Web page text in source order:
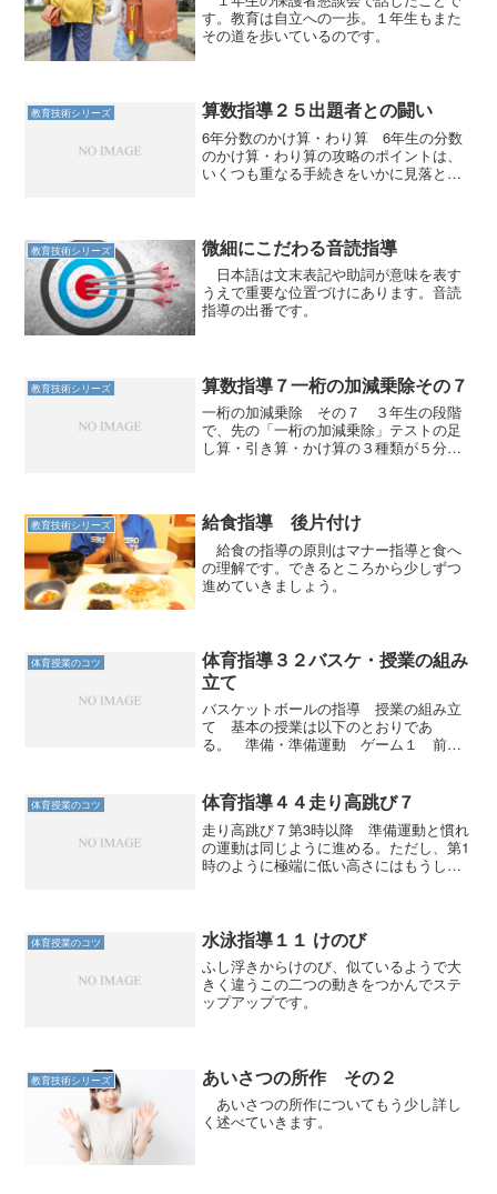
す。教育は自立への一歩。１年生もまた
その道を歩いているのです。
教育技術シリーズ 算数指導２５出題者との闘い
6年分数のかけ算・わり算 6年生の分数
のかけ算・わり算の攻略のポイントは、
いくつも重なる手続きをいかに見落とさ
分母どうしをそれぞれか...
教育技術シリーズ 微細にこだわる音読指導
日本語は文末表記や助詞が意味を表す
うえで重要な位置づけにあります。音読
指導の出番です。
教育技術シリーズ 算数指導７一桁の加減乗除その７
一桁の加減乗除 その７ ３年生の段階
で、先の「一桁の加減乗除」テストの足
し算・引き算・かけ算の３種類が５分で
こまめに子どもたちに対応...
教育技術シリーズ 給食指導 後片付け
給食の指導の原則はマナー指導と食へ
の理解です。できるところから少しずつ
進めていきましょう。
体育授業のコツ
体育指導３２バスケ・授業の組み
立て
バスケットボールの指導 授業の組み立
て 基本の授業は以下のとおりであ
る。 準備・準備運動 ゲーム１ 前半
片付け ゲームを授業の始めと終わりに
２回する。対戦相手は同じチー...
体育授業のコツ 体育指導４４走り高跳び７
走り高跳び７第3時以降 準備運動と慣れ
の運動は同じように進める。ただし、第1
時のように極端に低い高さにはもうしな
運動の一種なのである...
体育授業のコツ 水泳指導１１ けのび
ふし浮きからけのび、似ているようで大
きく違うこの二つの動きをつかんでステ
ップアップです。
教育技術シリーズ あいさつの所作 その２
あいさつの所作についてもう少し詳し
く述べていきます。